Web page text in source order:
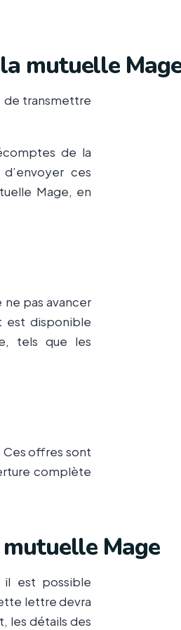
mutuelle
de transmettre
de la
ces
Mage, en
pas avancer
est disponible
tels que les
offres sont
complète
Mage
il est possible
lettre devra
les détails des